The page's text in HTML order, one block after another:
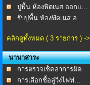
ปูพื้น ห้องฟิตเนส ออกแ...
รับปูพื้น ห้องฟิตเนส อ...
คลิกดูทั้งหมด ( 3 รายการ ) ->
นานาสาระ
การตรวจเช็คอาการผิด
ปกต...การเลือกชื้อลู่วิ่งไฟฟ...